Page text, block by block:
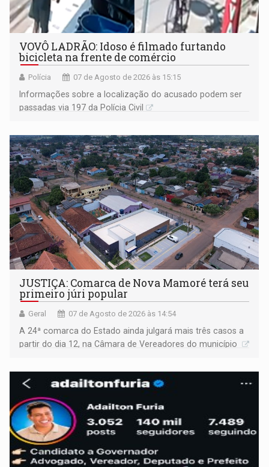
VOVÔ LADRÃO: Idoso é filmado furtando
bicicleta na frente de comércio
Polícia 07 de Agosto de 2026 às 15:15
Informações sobre a localização do acusado podem ser
passadas via 197 da Polícia Civil
JUSTIÇA: Comarca de Nova Mamoré terá seu
primeiro júri popular
Geral 07 de Agosto de 2026 às 14:54
A 24ª comarca do Estado ainda julgará mais três casos a
partir do dia 12, na Câmara de Vereadores do município